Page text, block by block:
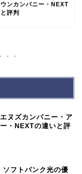
ンカンパニー・NEXT
評判
エヌズカンパニー・ア
・NEXTの違いと評
ソフトバンク光の優